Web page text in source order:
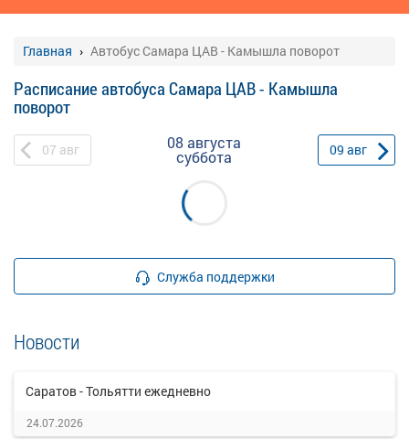
Главная Автобус Самара ЦАВ - Камышла поворот
Расписание автобуса Самара ЦАВ - Камышла
поворот
07 авг 08 августа
суббота 09 авг
Служба поддержки
Новости
Саратов - Тольятти ежедневно
24.07.2026